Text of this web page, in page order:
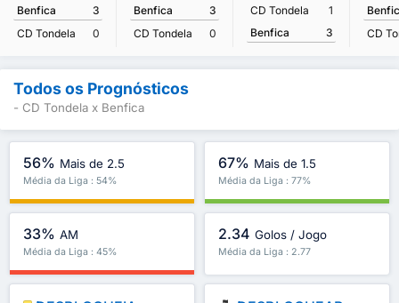
Benfica
3
CD Tondela
0
Benfica
3
CD Tondela
0
CD Tondela
1
Benfica
3
CD
Todos os Prognósticos
- CD Tondela x Benfica
56% Mais de 2.5
Média da Liga : 54%
67% Mais de 1.5
Média da Liga : 77%
33% AM
Média da Liga : 45%
2.34 Golos / Jogo
Média da Liga : 2.77